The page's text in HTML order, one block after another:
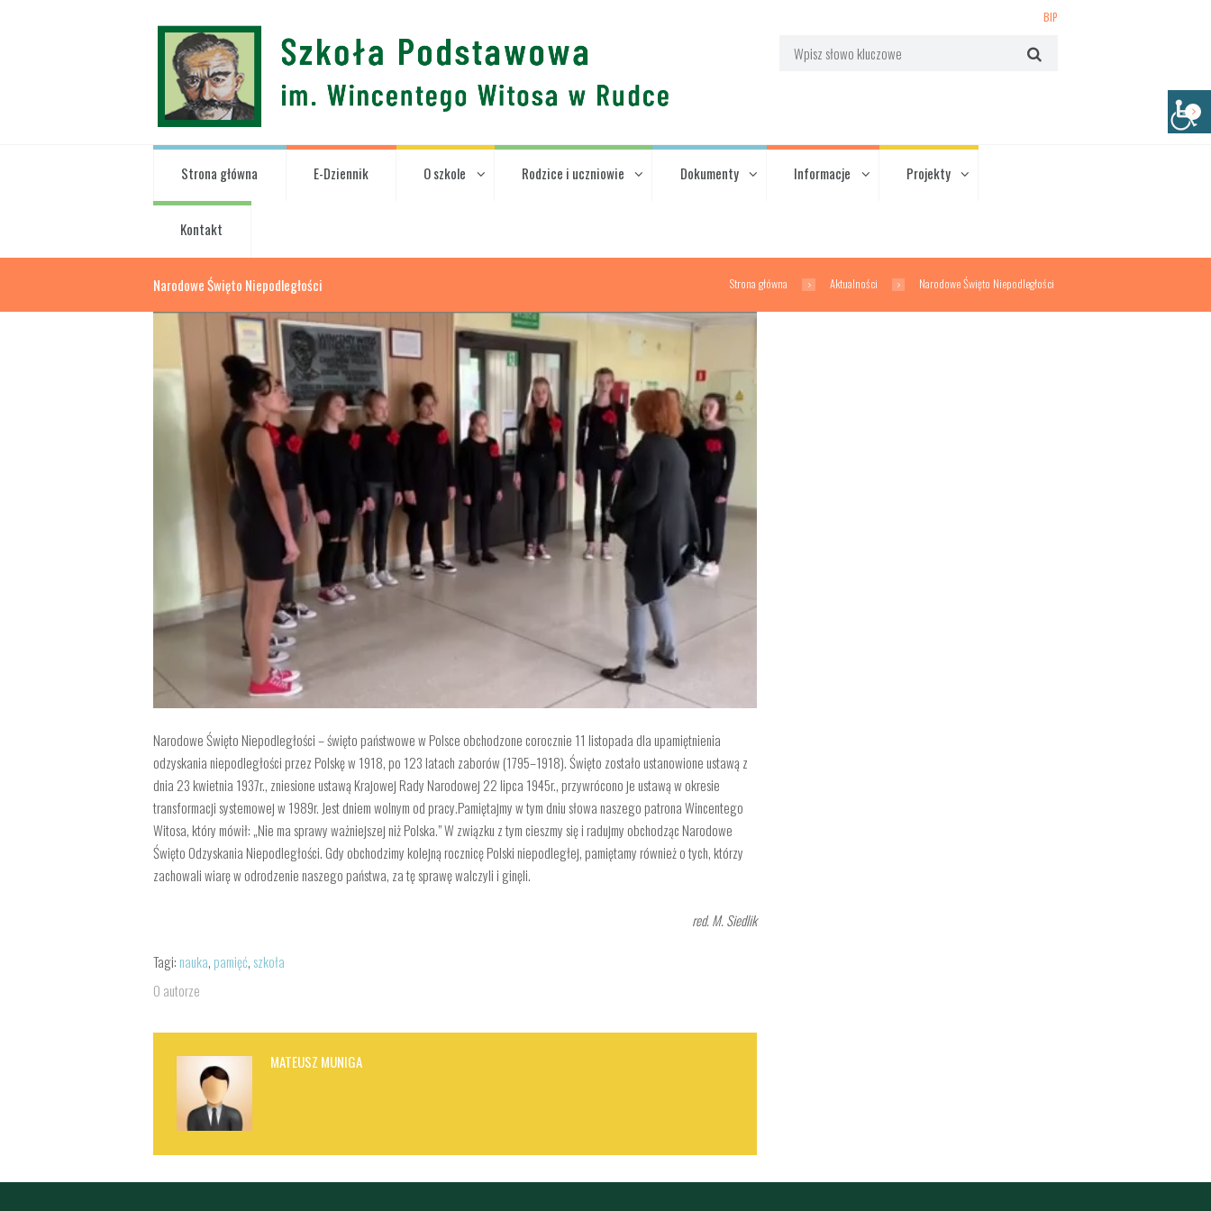
BIP
Strona główna E-Dziennik O szkole Rodzice i uczniowie Dokumenty Informacje Projekty
Kontakt
Narodowe Święto Niepodległości Strona główna Aktualności Narodowe Święto Niepodległości
Narodowe Święto Niepodległości – święto państwowe w Polsce obchodzone corocznie 11 listopada dla upamiętnienia
odzyskania niepodległości przez Polskę w 1918, po 123 latach zaborów (1795–1918). Święto zostało ustanowione ustawą z
dnia 23 kwietnia 1937r., zniesione ustawą Krajowej Rady Narodowej 22 lipca 1945r., przywrócono je ustawą w okresie
transformacji systemowej w 1989r. Jest dniem wolnym od pracy.Pamiętajmy w tym dniu słowa naszego patrona Wincentego
Witosa, który mówił: „Nie ma sprawy ważniejszej niż Polska.” W związku z tym cieszmy się i radujmy obchodząc Narodowe
Święto Odzyskania Niepodległości. Gdy obchodzimy kolejną rocznicę Polski niepodległej, pamiętamy również o tych, którzy
zachowali wiarę w odrodzenie naszego państwa, za tę sprawę walczyli i ginęli.
red. M. Siedlik
Tagi: nauka, pamięć, szkoła
O autorze
MATEUSZ MUNIGA